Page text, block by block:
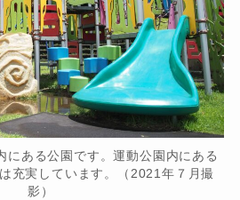
にある公園です。運動公園内にある
充実しています。（2021年７月撮
影）